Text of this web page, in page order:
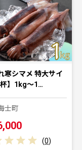
寒シマメ 特大サイ
】1kg～1…
士町
(0)